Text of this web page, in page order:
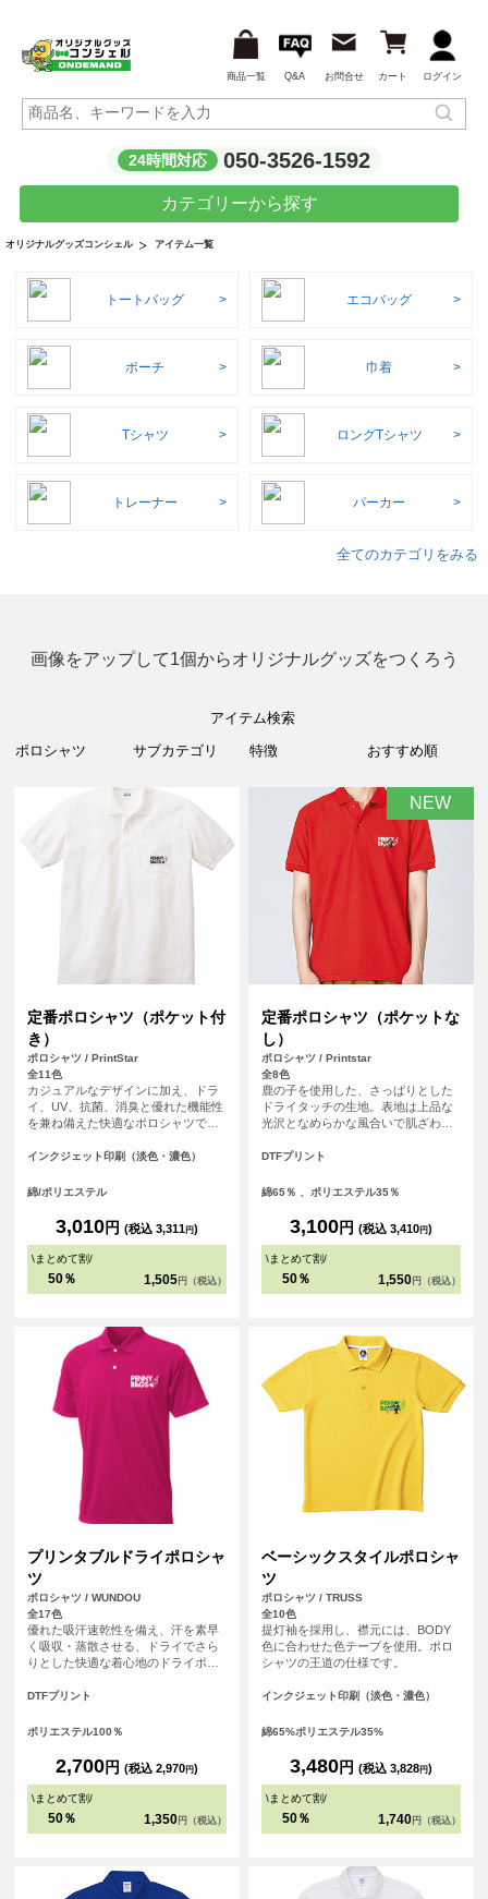
商品一覧 Q&A お問合せ カート ログイン
24時間対応 050-3526-1592
カテゴリーから探す
オリジナルグッズコンシェル アイテム一覧
トートバッグ エコバッグ
ポーチ 巾着
Tシャツ ロングTシャツ
トレーナー パーカー
全てのカテゴリをみる
画像をアップして1個からオリジナルグッズをつくろう
アイテム検索
定番ポロシャツ（ポケット付
き）
ポロシャツ / PrintStar
全11色
カジュアルなデザインに加え、ドラ
イ、UV、抗菌、消臭と優れた機能性
を兼ね備えた快適なポロシャツで
です。 豊富なカラーバリエーション
広いシーンで活躍します！
インクジェット印刷（淡色・濃色）
綿/ポリエステル
3,010円 (税込 3,311円)
\まとめて割/
50％ 1,505 円（税込）
NEW
定番ポロシャツ（ポケットな
し）
ポロシャツ / Printstar
全8色
鹿の子を使用した、さっぱりとした
ドライタッチの生地。表地は上品な
光沢となめらかな風合いで肌ざわり
ウェア。シワが付きにくく、乾きや
くいイージーケアが何よりも魅力。
色が実際と異なって見える場合がご
ざいます。 <br> ※別ページに胸ポケ
ット付きのタイプのご用意もござい
DTFプリント
綿65％ 、ポリエステル35％
3,100円 (税込 3,410円)
\まとめて割/
50％ 1,550 円（税込）
プリンタブルドライポロシャ
ツ
ポロシャツ / WUNDOU
全17色
優れた吸汗速乾性を備え、汗を素早
く吸収・蒸散させる、ドライでさら
りとした快適な着心地のドライポロ
ンやスポーツシーンでも、爽やかな
ような滑らかな肌触りも魅力。上品
快適に着用いただけます。
DTFプリント
ポリエステル100％
2,700円 (税込 2,970円)
\まとめて割/
50％ 1,350 円（税込）
ベーシックスタイルポロシャ
ツ
ポロシャツ / TRUSS
全10色
提灯袖を採用し、襟元には、BODY
色に合わせた色テープを使用。ポロ
シャツの王道の仕様です。
インクジェット印刷（淡色・濃色）
綿65%ポリエステル35%
3,480円 (税込 3,828円)
\まとめて割/
50％ 1,740 円（税込）